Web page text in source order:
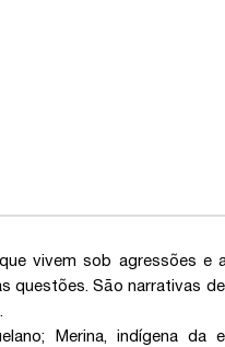
vivem sob agressões e
questões. São narrativas
Merina, indígena da